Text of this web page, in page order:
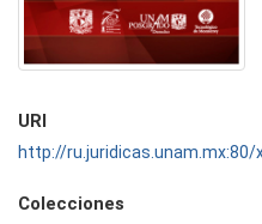
URI
http://
Colecciones